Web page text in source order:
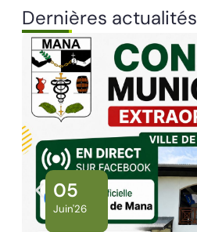
Dernières actualités
05
Juin'26